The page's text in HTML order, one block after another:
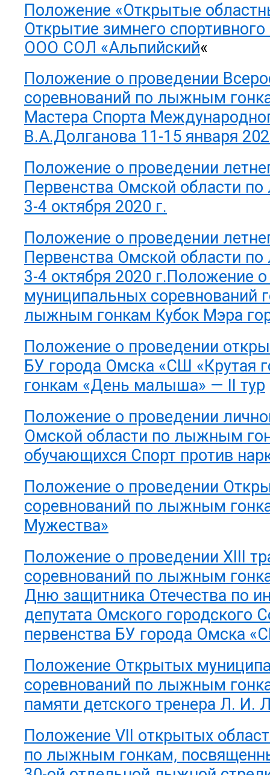
Положение «Открытые
Открытие зимнего
ООО СОЛ «Альпийский«
Положение о проведении
соревнований по лыжным
Мастера Спорта
В.А.Долганова 11-15 января
Положение о проведении
Первенства Омской области
3-4 октября 2020 г.
Положение о проведении
Первенства Омской области
3-4 октября 2020 г.Положение
муниципальных соревнований
лыжным гонкам Кубок Мэра
Положение о проведении
БУ города Омска «СШ «Крутая
гонкам «День малыша» — II тур
Положение о проведении
Омской области по лыжным
обучающихся Спорт против
Положение о проведении
соревнований по лыжным
Мужества»
Положение о проведении XIII
соревнований по лыжным
Дню защитника Отечества по
депутата Омского городского
первенства БУ города Омска
Положение Открытых
соревнований по лыжным
памяти детского тренера Л. И.
Положение VII открытых
по лыжным гонкам,